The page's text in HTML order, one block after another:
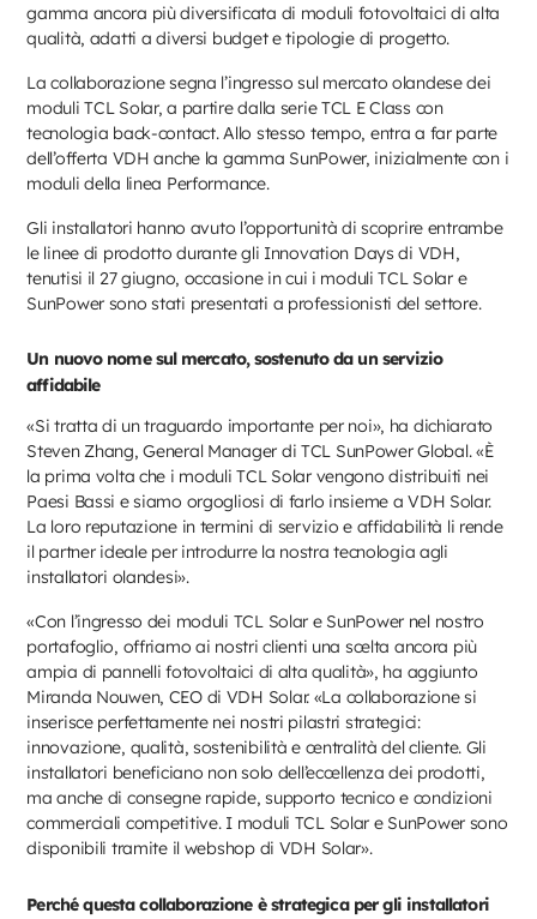
gamma ancora più diversificata di moduli fotovoltaici di alta
qualità, adatti a diversi budget e tipologie di progetto.
La collaborazione segna l’ingresso sul mercato olandese dei
moduli TCL Solar, a partire dalla serie TCL E Class con
tecnologia back-contact. Allo stesso tempo, entra a far parte
dell’offerta VDH anche la gamma SunPower, inizialmente con i
moduli della linea Performance.
Gli installatori hanno avuto l’opportunità di scoprire entrambe
le linee di prodotto durante gli Innovation Days di VDH,
tenutisi il 27 giugno, occasione in cui i moduli TCL Solar e
SunPower sono stati presentati a professionisti del settore.
Un nuovo nome sul mercato, sostenuto da un servizio
affidabile
«Si tratta di un traguardo importante per noi», ha dichiarato
Steven Zhang, General Manager di TCL SunPower Global. «È
la prima volta che i moduli TCL Solar vengono distribuiti nei
Paesi Bassi e siamo orgogliosi di farlo insieme a VDH Solar.
La loro reputazione in termini di servizio e affidabilità li rende
il partner ideale per introdurre la nostra tecnologia agli
installatori olandesi».
«Con l’ingresso dei moduli TCL Solar e SunPower nel nostro
portafoglio, offriamo ai nostri clienti una scelta ancora più
ampia di pannelli fotovoltaici di alta qualità», ha aggiunto
Miranda Nouwen, CEO di VDH Solar. «La collaborazione si
inserisce perfettamente nei nostri pilastri strategici:
innovazione, qualità, sostenibilità e centralità del cliente. Gli
installatori beneficiano non solo dell’eccellenza dei prodotti,
ma anche di consegne rapide, supporto tecnico e condizioni
commerciali competitive. I moduli TCL Solar e SunPower sono
disponibili tramite il webshop di VDH Solar».
Perché questa collaborazione è strategica per gli installatori